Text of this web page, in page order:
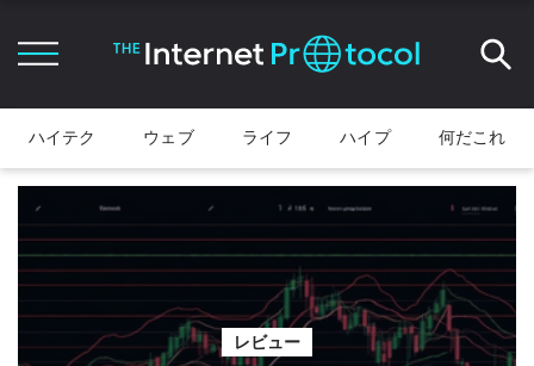
ハイテク ウェブ ライフ ハイプ 何だこれ
レビュー